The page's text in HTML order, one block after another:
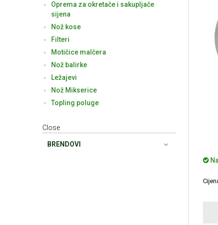
Oprema za okretače i sakupljače
sijena
Nož kose
Filteri
Motičice malčera
Nož balirke
Ležajevi
Nož Mikserice
Topling poluge
Close
BRENDOVI